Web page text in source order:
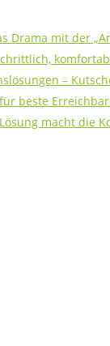
Drama mit der
–
beste
macht die